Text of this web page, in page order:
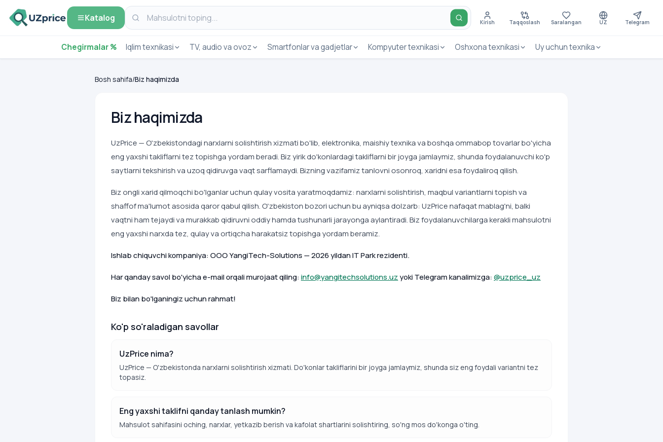
Katalog Kirish Taqqoslash Saralangan UZ Telegram
Chegirmalar % Iqlim texnikasi TV, audio va ovoz Smartfonlar va gadjetlar Kompyuter texnikasi Oshxona texnikasi Uy uchun texnika
Bosh sahifa/Biz haqimizda
Biz haqimizda
UzPrice — O'zbekistondagi narxlarni solishtirish xizmati bo'lib, elektronika, maishiy texnika va boshqa ommabop tovarlar bo'yicha
eng yaxshi takliflarni tez topishga yordam beradi. Biz yirik do'konlardagi takliflarni bir joyga jamlaymiz, shunda foydalanuvchi ko'p
saytlarni tekshirish va uzoq qidiruvga vaqt sarflamaydi. Bizning vazifamiz tanlovni osonroq, xaridni esa foydaliroq qilish.
Biz ongli xarid qilmoqchi bo'lganlar uchun qulay vosita yaratmoqdamiz: narxlarni solishtirish, maqbul variantlarni topish va
shaffof ma'lumot asosida qaror qabul qilish. O'zbekiston bozori uchun bu ayniqsa dolzarb: UzPrice nafaqat mablag'ni, balki
vaqtni ham tejaydi va murakkab qidiruvni oddiy hamda tushunarli jarayonga aylantiradi. Biz foydalanuvchilarga kerakli mahsulotni
eng yaxshi narxda tez, qulay va ortiqcha harakatsiz topishga yordam beramiz.
Ishlab chiquvchi kompaniya: OOO YangiTech-Solutions — 2026 yildan IT Park rezidenti.
Har qanday savol bo'yicha e-mail orqali murojaat qiling:info@yangitechsolutions.uzyoki Telegram kanalimizga:@uzprice_uz
Biz bilan bo'lganingiz uchun rahmat!
Ko'p so'raladigan savollar
UzPrice nima?
UzPrice — O'zbekistonda narxlarni solishtirish xizmati. Do'konlar takliflarini bir joyga jamlaymiz, shunda siz eng foydali variantni tez
topasiz.
Eng yaxshi taklifni qanday tanlash mumkin?
Mahsulot sahifasini oching, narxlar, yetkazib berish va kafolat shartlarini solishtiring, so'ng mos do'konga o'ting.